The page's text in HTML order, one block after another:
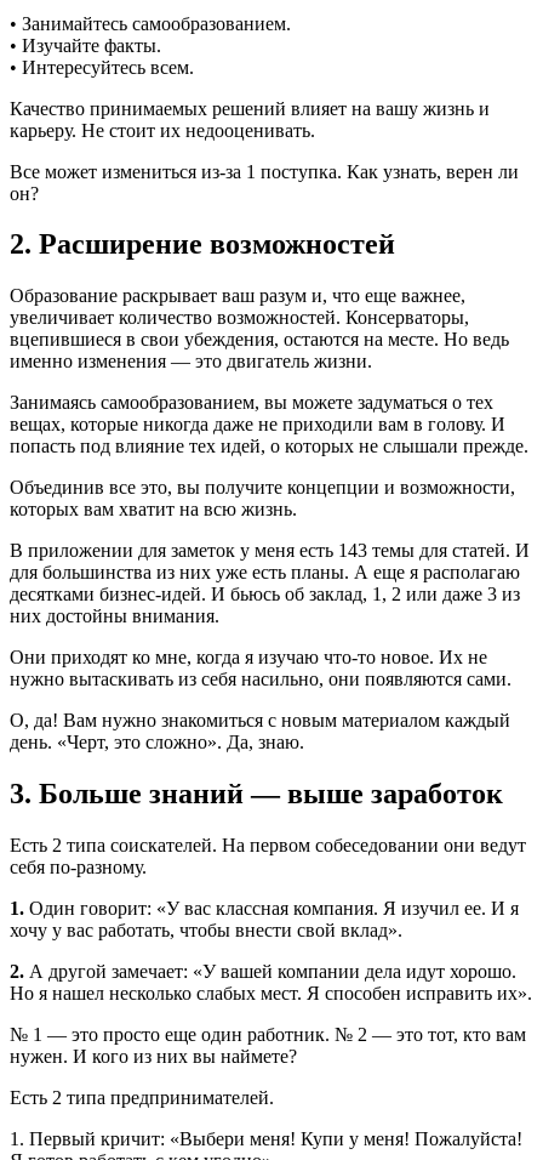
• Занимайтесь самообразованием.
• Изучайте факты.
• Интересуйтесь всем.
Качество принимаемых решений влияет на вашу жизнь и
карьеру. Не стоит их недооценивать.
Все может измениться из-за 1 поступка. Как узнать, верен ли
он?
2. Расширение возможностей
Образование раскрывает ваш разум и, что еще важнее,
увеличивает количество возможностей. Консерваторы,
вцепившиеся в свои убеждения, остаются на месте. Но ведь
именно изменения — это двигатель жизни.
Занимаясь самообразованием, вы можете задуматься о тех
вещах, которые никогда даже не приходили вам в голову. И
попасть под влияние тех идей, о которых не слышали прежде.
Объединив все это, вы получите концепции и возможности,
которых вам хватит на всю жизнь.
В приложении для заметок у меня есть 143 темы для статей. И
для большинства из них уже есть планы. А еще я располагаю
десятками бизнес-идей. И бьюсь об заклад, 1, 2 или даже 3 из
них достойны внимания.
Они приходят ко мне, когда я изучаю что-то новое. Их не
нужно вытаскивать из себя насильно, они появляются сами.
О, да! Вам нужно знакомиться с новым материалом каждый
день. «Черт, это сложно». Да, знаю.
3. Больше знаний — выше заработок
Есть 2 типа соискателей. На первом собеседовании они ведут
себя по-разному.
1. Один говорит: «У вас классная компания. Я изучил ее. И я
хочу у вас работать, чтобы внести свой вклад».
2. А другой замечает: «У вашей компании дела идут хорошо.
Но я нашел несколько слабых мест. Я способен исправить их».
№ 1 — это просто еще один работник. № 2 — это тот, кто вам
нужен. И кого из них вы наймете?
Есть 2 типа предпринимателей.
1. Первый кричит: «Выбери меня! Купи у меня! Пожалуйста!